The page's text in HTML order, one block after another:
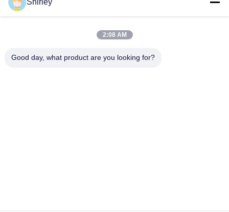
0086-18148506772
Shirley
2:08 AM
Good day, what product are you looking for?